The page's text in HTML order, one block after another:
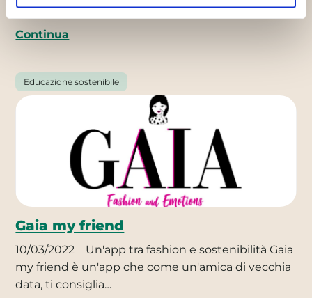
comunitarie in materia di clima per…
Continua
Educazione sostenibile
Gaia my friend
10/03/2022
Un'app tra fashion e sostenibilità Gaia
my friend è un'app che come un'amica di vecchia
data, ti consiglia…